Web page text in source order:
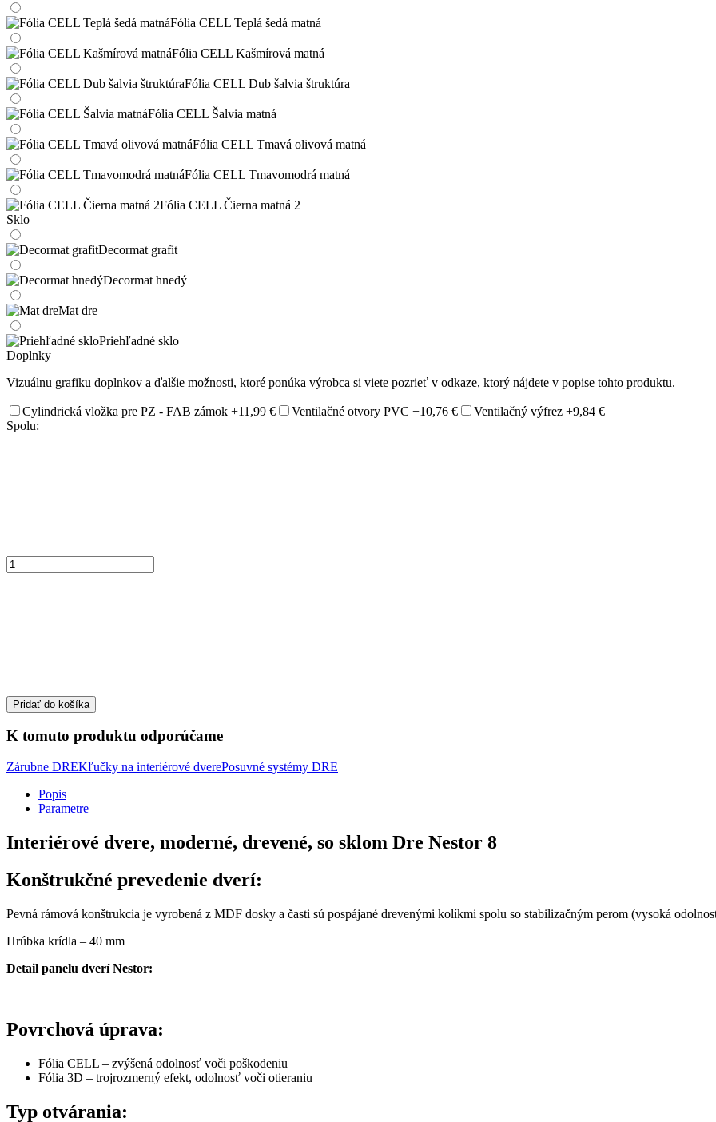
Fólia CELL Teplá šedá matná
Fólia CELL Kašmírová matná
Fólia CELL Dub šalvia štruktúra
Fólia CELL Šalvia matná
Fólia CELL Tmavá olivová matná
Fólia CELL Tmavomodrá matná
Fólia CELL Čierna matná 2
Sklo
Decormat grafit
Decormat hnedý
Mat dre
Priehľadné sklo
Doplnky
Vizuálnu grafiku doplnkov a ďalšie možnosti, ktoré ponúka výrobca si viete pozrieť v odkaze, ktorý nájdete v popise tohto produktu.
Cylindrická vložka pre PZ - FAB zámok +11,99 € Ventilačné otvory PVC +10,76 € Ventilačný výfrez +9,84 €
Spolu:
Pridať do košíka
K tomuto produktu odporúčame
Zárubne DREKľučky na interiérové dverePosuvné systémy DRE
Popis
Parametre
Interiérové dvere, moderné, drevené, so sklom Dre Nestor 8
Konštrukčné prevedenie dverí:
Pevná rámová konštrukcia je vyrobená z MDF dosky a časti sú pospájané drevenými kolíkmi spolu so stabilizačným perom (vysoká
Hrúbka krídla – 40 mm
Detail panelu dverí Nestor:
Povrchová úprava:
Fólia CELL – zvýšená odolnosť voči poškodeniu
Fólia 3D – trojrozmerný efekt, odolnosť voči otieraniu
Typ otvárania: